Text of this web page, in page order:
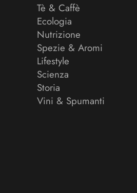
Tè & Caffè
Ecologia
Nutrizione
Spezie & Aromi
Lifestyle
Scienza
Storia
Vini & Spumanti